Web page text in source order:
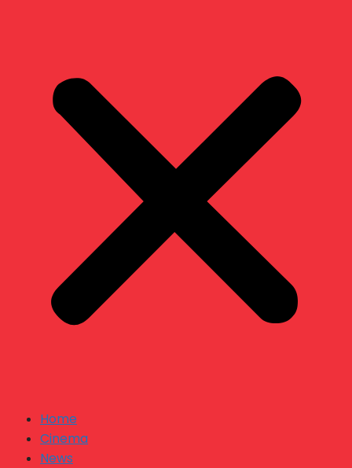
Home
Cinema
News